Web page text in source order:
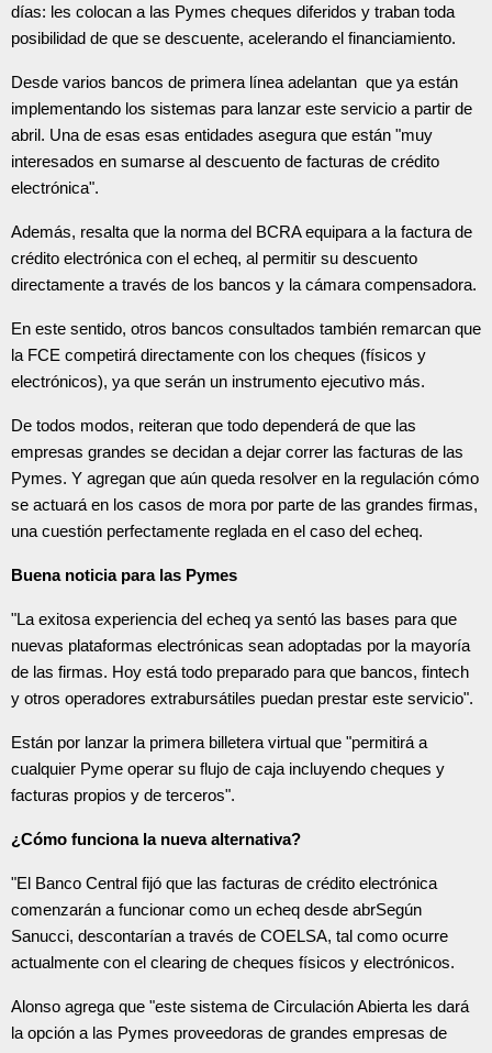
días: les colocan a las Pymes cheques diferidos y traban toda
posibilidad de que se descuente, acelerando el financiamiento.
Desde varios bancos de primera línea adelantan que ya están
implementando los sistemas para lanzar este servicio a partir de
abril. Una de esas esas entidades asegura que están "muy
interesados en sumarse al descuento de facturas de crédito
electrónica".
Además, resalta que la norma del BCRA equipara a la factura de
crédito electrónica con el echeq, al permitir su descuento
directamente a través de los bancos y la cámara compensadora.
En este sentido, otros bancos consultados también remarcan que
la FCE competirá directamente con los cheques (físicos y
electrónicos), ya que serán un instrumento ejecutivo más.
De todos modos, reiteran que todo dependerá de que las
empresas grandes se decidan a dejar correr las facturas de las
Pymes. Y agregan que aún queda resolver en la regulación cómo
se actuará en los casos de mora por parte de las grandes firmas,
una cuestión perfectamente reglada en el caso del echeq.
Buena noticia para las Pymes
"La exitosa experiencia del echeq ya sentó las bases para que
nuevas plataformas electrónicas sean adoptadas por la mayoría
de las firmas. Hoy está todo preparado para que bancos, fintech
y otros operadores extrabursátiles puedan prestar este servicio".
Están por lanzar la primera billetera virtual que "permitirá a
cualquier Pyme operar su flujo de caja incluyendo cheques y
facturas propios y de terceros".
¿Cómo funciona la nueva alternativa?
"El Banco Central fijó que las facturas de crédito electrónica
comenzarán a funcionar como un echeq desde abrSegún
Sanucci, descontarían a través de COELSA, tal como ocurre
actualmente con el clearing de cheques físicos y electrónicos.
Alonso agrega que "este sistema de Circulación Abierta les dará
la opción a las Pymes proveedoras de grandes empresas de